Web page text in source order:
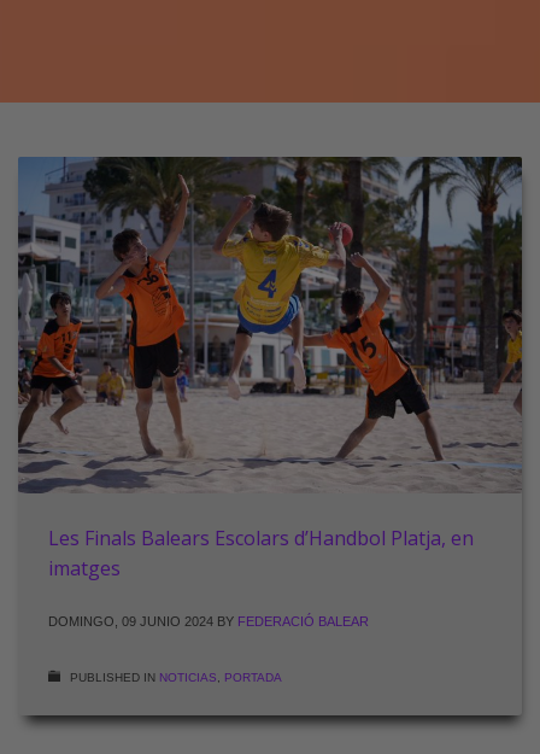
Les Finals Balears Escolars d’Handbol Platja, en
imatges
DOMINGO, 09 JUNIO 2024 BY FEDERACIÓ BALEAR
PUBLISHED IN NOTICIAS, PORTADA